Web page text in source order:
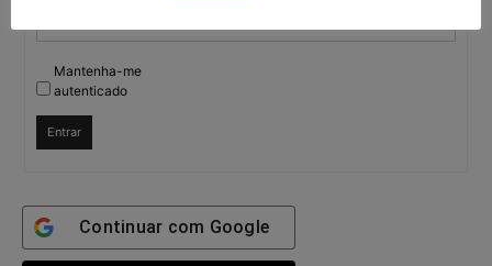
Mantenha-me
autenticado
Entrar
Continuar com Google